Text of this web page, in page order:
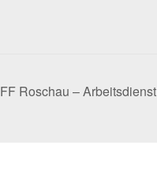
FF Roschau – Arbeitsdienst